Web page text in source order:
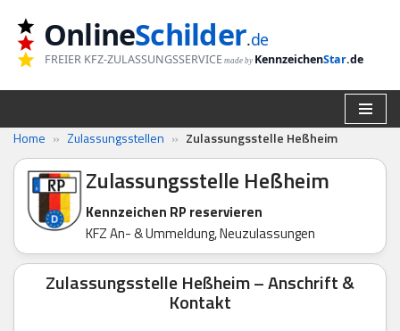
Zum
Inhalt
springen
OnlineSchilder.de
FREIER KFZ-ZULASSUNGSSERVICE made by KennzeichenStar.de
Home » Zulassungsstellen » Zulassungsstelle Heßheim
Zulassungsstelle Heßheim
Kennzeichen RP reservieren
KFZ An- & Ummeldung, Neuzulassungen
Zulassungsstelle Heßheim – Anschrift &
Kontakt